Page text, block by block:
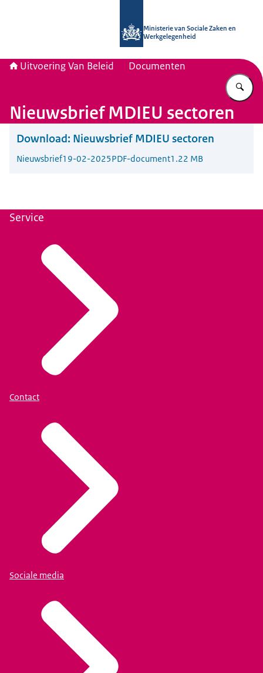
Ministerie van Sociale Zaken en
Werkgelegenheid
Uitvoering Van Beleid Documenten
Nieuwsbrief MDIEU sectoren
Download: Nieuwsbrief MDIEU sectoren
Nieuwsbrief19-02-2025PDF-document1.22 MB
Service
Contact
Sociale media